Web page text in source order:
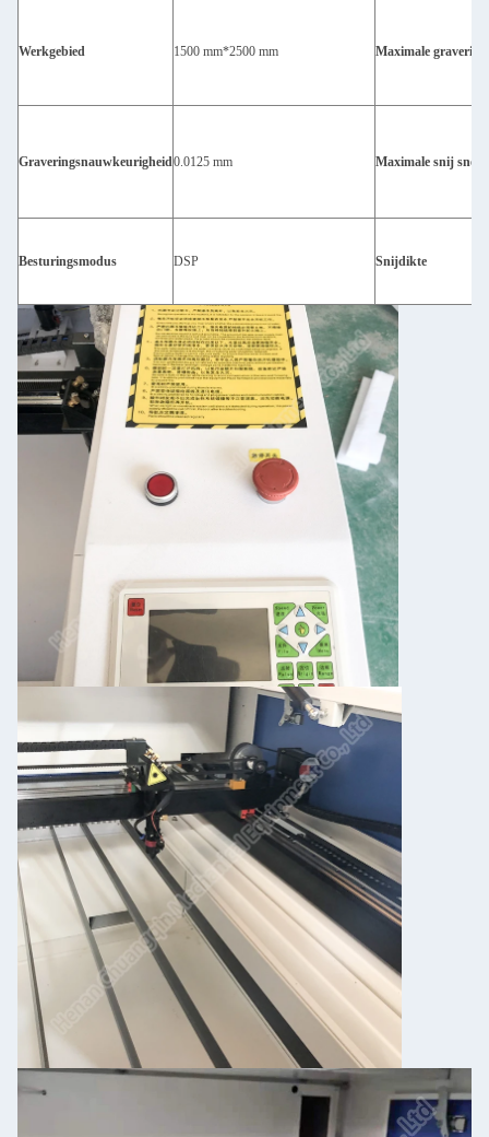
Werkgebied 1500 mm*2500 mm Maximale
Graveringsnauwkeurigheid0.0125 mm Maximale snij
Besturingsmodus DSP Snijdikte